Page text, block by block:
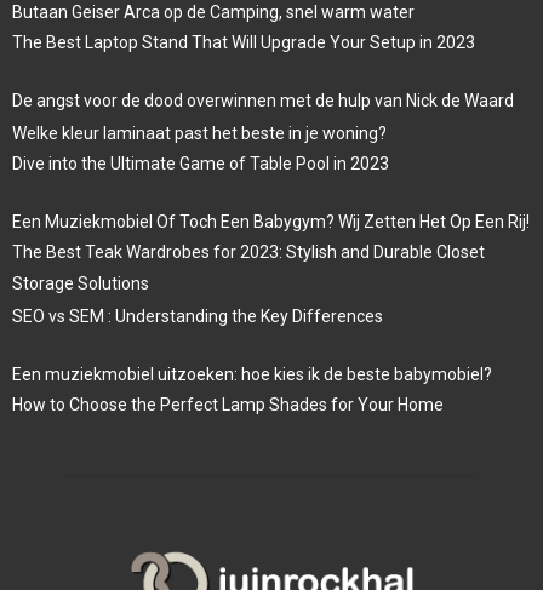
Butaan Geiser Arca op de Camping, snel warm water
The Best Laptop Stand That Will Upgrade Your Setup in 2023
De angst voor de dood overwinnen met de hulp van Nick de Waard
Welke kleur laminaat past het beste in je woning?
Dive into the Ultimate Game of Table Pool in 2023
Een Muziekmobiel Of Toch Een Babygym? Wij Zetten Het Op Een Rij!
The Best Teak Wardrobes for 2023: Stylish and Durable Closet
Storage Solutions
SEO vs SEM : Understanding the Key Differences
Een muziekmobiel uitzoeken: hoe kies ik de beste babymobiel?
How to Choose the Perfect Lamp Shades for Your Home